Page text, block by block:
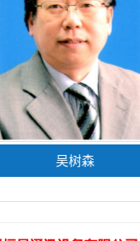
吴树森